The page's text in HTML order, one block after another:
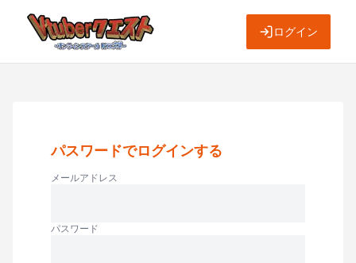
ログイン
パスワードでログインする
メールアドレス
パスワード